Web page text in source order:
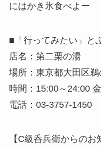
にはかき氷食べよー
■「行ってみたい」と
店名：第二栗の湯
場所：東京都大田区
時間：15:00～24:00
電話：03-3757-1450
【C級呑兵衛からのお